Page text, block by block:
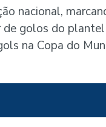
nacional,
golos do
na Copa do